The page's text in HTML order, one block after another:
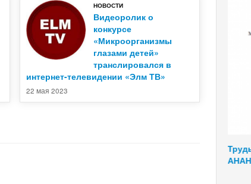
НОВОСТИ
Видеоролик о
конкурсе
«Микроорганизмы
глазами детей»
транслировался в
интернет-телевидении «Элм ТВ»
22 мая 2023